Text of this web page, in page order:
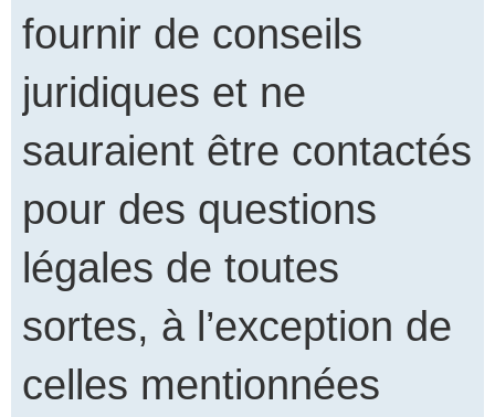
fournir de conseils
juridiques et ne
sauraient être contactés
pour des questions
légales de toutes
sortes, à l’exception de
celles mentionnées